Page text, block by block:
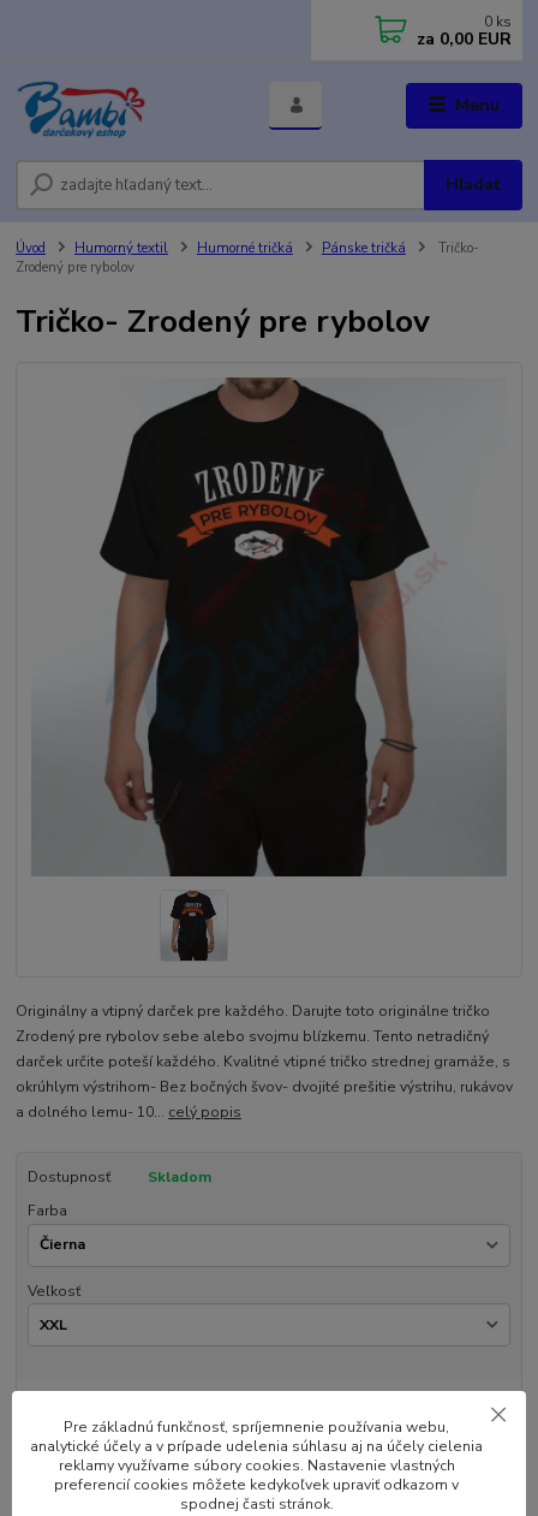
Menu
Hľadať
0 ks
za 0,00 EUR
Úvod Humorný textil Humorné tričká Pánske tričká
Tričko-
Zrodený pre rybolov
Tričko- Zrodený pre rybolov
Originálny a vtipný darček pre každého. Darujte toto originálne tričko
Zrodený pre rybolov sebe alebo svojmu blízkemu. Tento netradičný
darček určite poteší každého. Kvalitné vtipné tričko strednej gramáže, s
okrúhlym výstrihom- Bez bočných švov- dvojité prešitie výstrihu, rukávov
a dolného lemu- 10... celý popis
Dostupnosť
Skladom
Farba
Veľkosť
10,88 EUR bez DPH
Pridať do košíka
Pre základnú funkčnosť, spríjemnenie používania webu,
analytické účely a v prípade udelenia súhlasu aj na účely cielenia
reklamy využívame súbory cookies. Nastavenie vlastných
preferencií cookies môžete kedykoľvek upraviť odkazom v
spodnej časti stránok.